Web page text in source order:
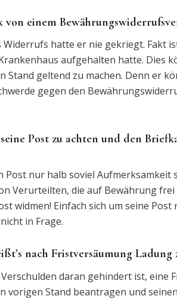
einem
Widerrufs hatte er nie gekriegt. Fakt
aufgehalten hatte. Dies
Stand geltend zu machen. Denn er
gegen den
Post zu achten und den
nur halb soviel Aufmerksamkeit
Verurteilten, die auf Bewährung
widmen! Einfach sich um seine
in Frage.
nach Fristversäumung
daran gehindert ist, eine
vorigen Stand beantragen und